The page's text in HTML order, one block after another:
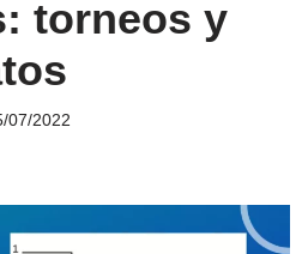
torneos y
07/2022